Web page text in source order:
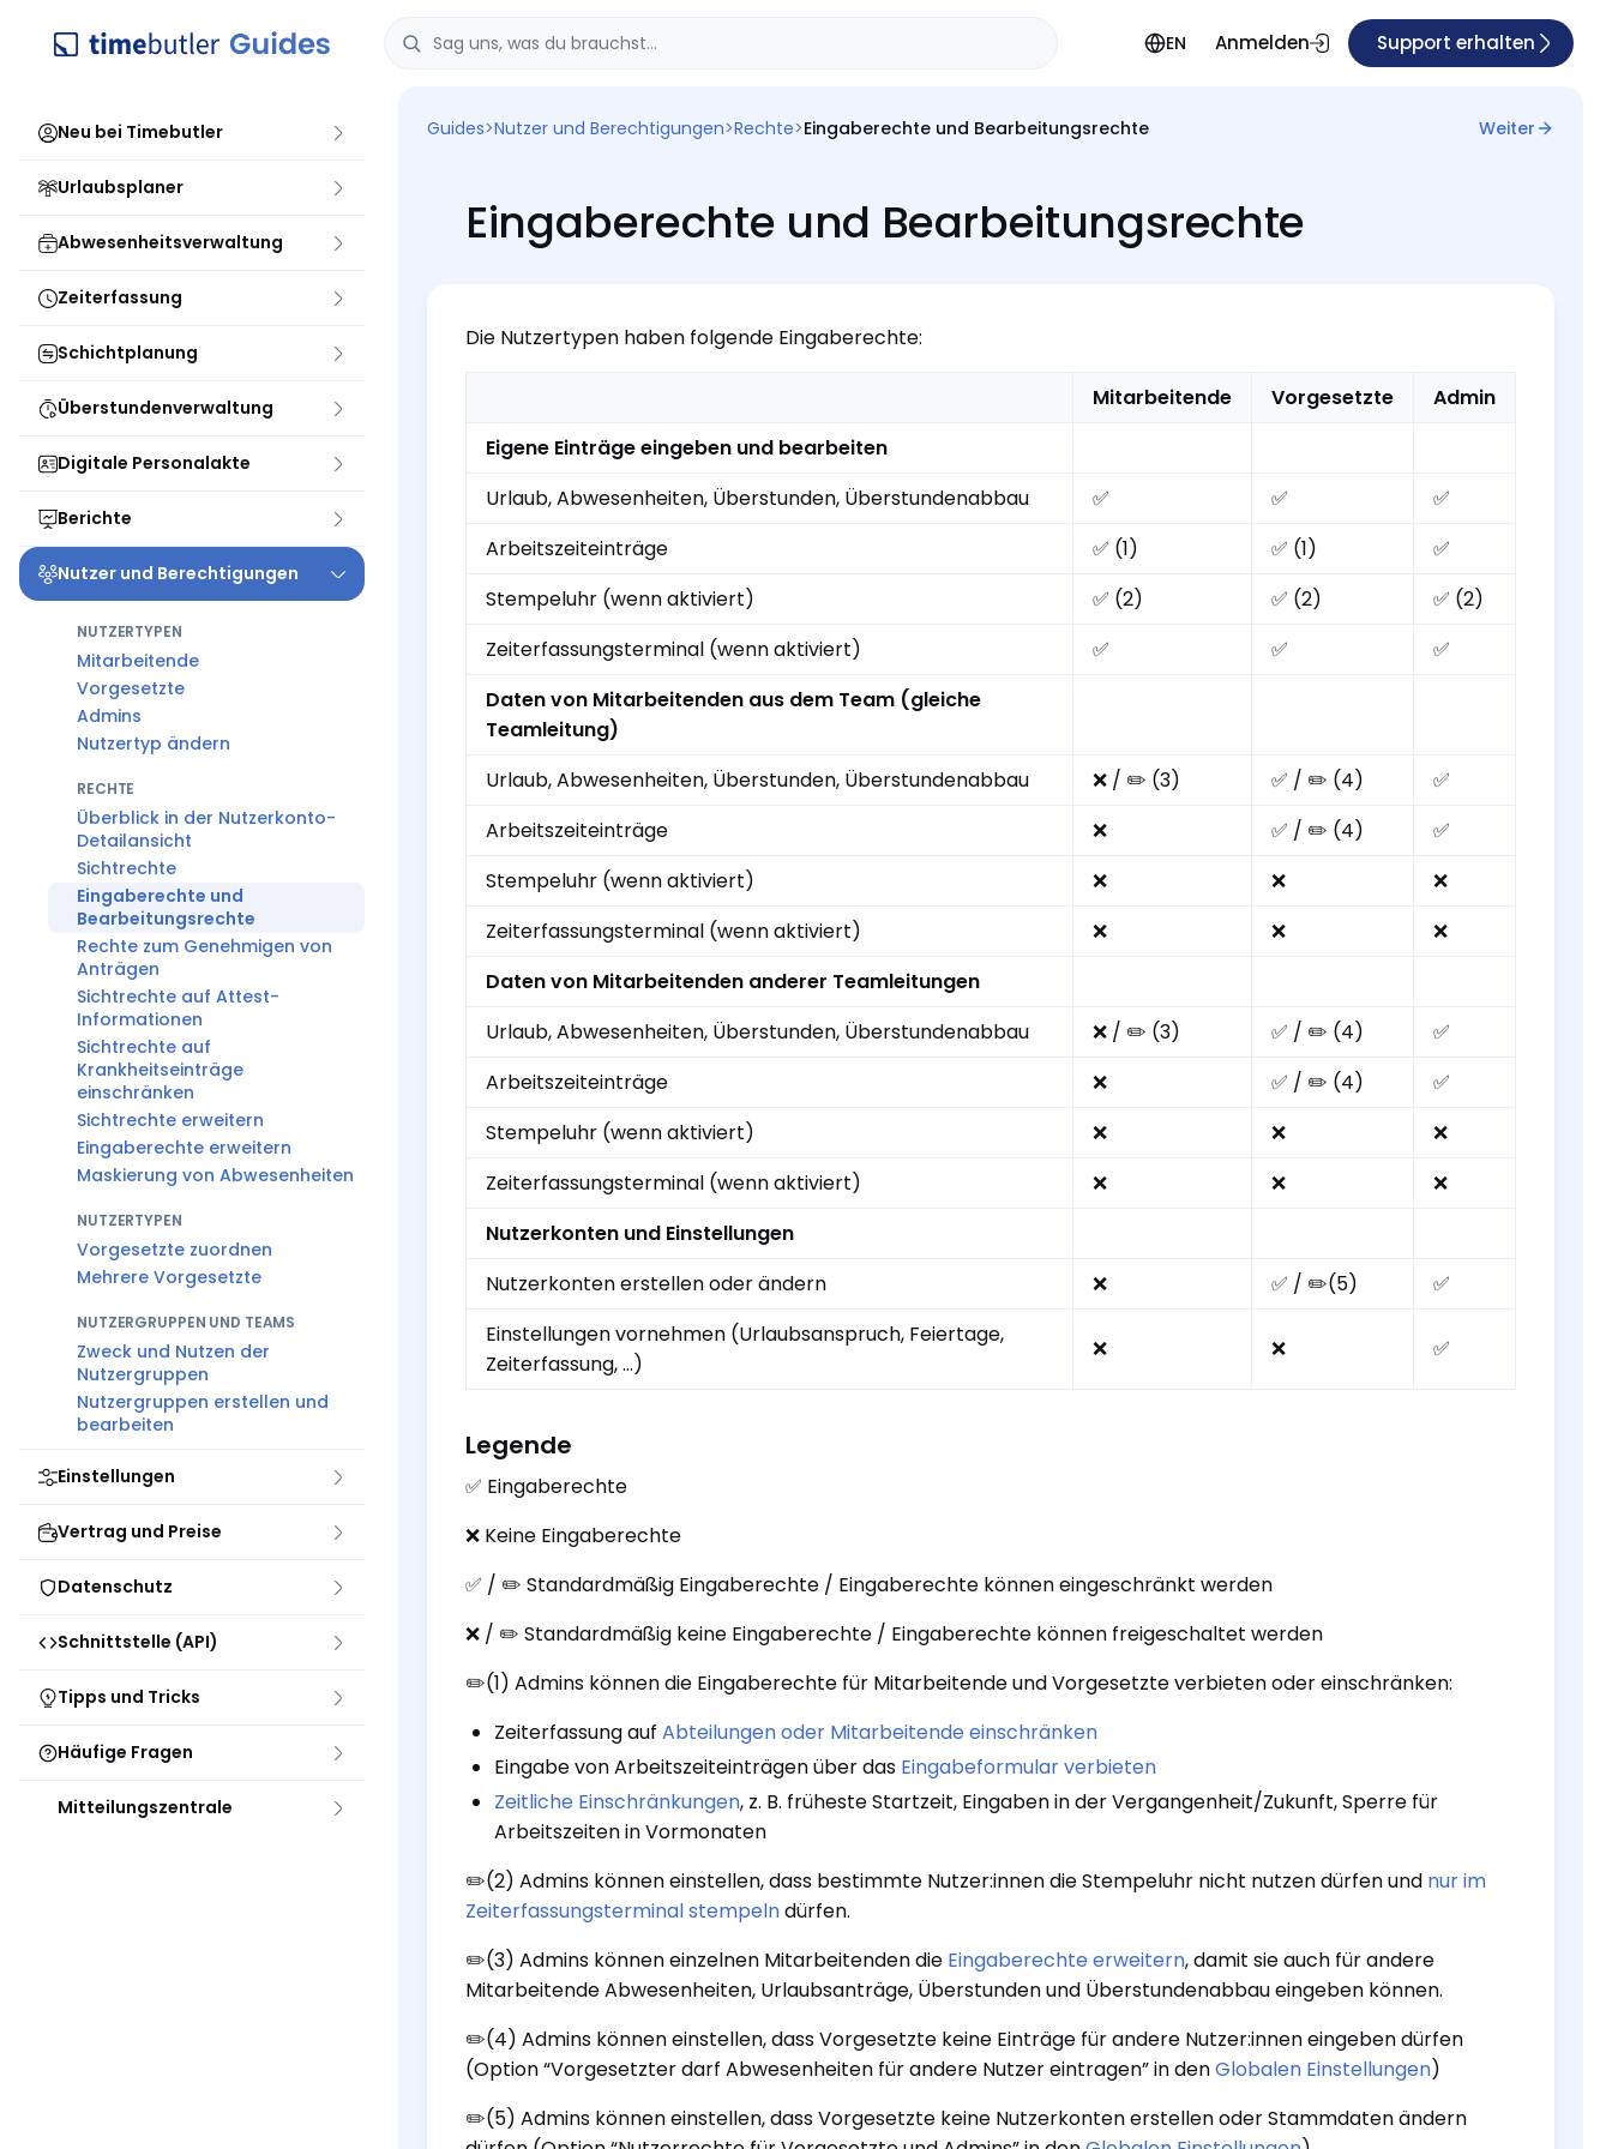
EN Anmelden Support erhalten
Neu bei Timebutler
Urlaubsplaner
Abwesenheitsverwaltung
Zeiterfassung
Schichtplanung
Überstundenverwaltung
Digitale Personalakte
Berichte
Nutzer und Berechtigungen
NUTZERTYPEN
Mitarbeitende
Vorgesetzte
Admins
Nutzertyp ändern
RECHTE
Überblick in der Nutzerkonto-
Detailansicht
Sichtrechte
Eingaberechte und
Bearbeitungsrechte
Rechte zum Genehmigen von
Anträgen
Sichtrechte auf Attest-
Informationen
Sichtrechte auf
Krankheitseinträge
einschränken
Sichtrechte erweitern
Eingaberechte erweitern
Maskierung von Abwesenheiten
NUTZERTYPEN
Vorgesetzte zuordnen
Mehrere Vorgesetzte
NUTZERGRUPPEN UND TEAMS
Zweck und Nutzen der
Nutzergruppen
Nutzergruppen erstellen und
bearbeiten
Einstellungen
Vertrag und Preise
Datenschutz
Schnittstelle (API)
Tipps und Tricks
Häufige Fragen
Mitteilungszentrale
Guides>Nutzer und Berechtigungen>Rechte>Eingaberechte und Bearbeitungsrechte Weiter
Eingaberechte und Bearbeitungsrechte
Die Nutzertypen haben folgende Eingaberechte:
Mitarbeitende Vorgesetzte
Admin
Eigene Einträge eingeben und bearbeiten
Urlaub, Abwesenheiten, Überstunden, Überstundenabbau
✅ ✅
✅
Arbeitszeiteinträge
✅ (1) ✅ (1)
✅
Stempeluhr (wenn aktiviert)
✅ (2) ✅ (2)
✅ (2)
Zeiterfassungsterminal (wenn aktiviert)
✅ ✅
✅
Daten von Mitarbeitenden aus dem Team (gleiche
Teamleitung)
Urlaub, Abwesenheiten, Überstunden, Überstundenabbau
❌ / ✏️ (3) ✅ / ✏️ (4)
✅
Arbeitszeiteinträge
❌ ✅ / ✏️ (4)
✅
Stempeluhr (wenn aktiviert)
❌ ❌
❌
Zeiterfassungsterminal (wenn aktiviert)
❌ ❌
❌
Daten von Mitarbeitenden anderer Teamleitungen
Urlaub, Abwesenheiten, Überstunden, Überstundenabbau
❌ / ✏️ (3) ✅ / ✏️ (4)
✅
Arbeitszeiteinträge
❌ ✅ / ✏️ (4)
✅
Stempeluhr (wenn aktiviert)
❌ ❌
❌
Zeiterfassungsterminal (wenn aktiviert)
❌ ❌
❌
Nutzerkonten und Einstellungen
Nutzerkonten erstellen oder ändern
❌ ✅ / ✏️(5)
✅
Einstellungen vornehmen (Urlaubsanspruch, Feiertage,
Zeiterfassung, …)
❌ ❌ ✅
Legende
✅ Eingaberechte
❌ Keine Eingaberechte
✅ / ✏️ Standardmäßig Eingaberechte / Eingaberechte können eingeschränkt werden
❌ / ✏️ Standardmäßig keine Eingaberechte / Eingaberechte können freigeschaltet werden
✏️(1) Admins können die Eingaberechte für Mitarbeitende und Vorgesetzte verbieten oder einschränken:
Zeiterfassung auf Abteilungen oder Mitarbeitende einschränken
Eingabe von Arbeitszeiteinträgen über das Eingabeformular verbieten
Zeitliche Einschränkungen, z. B. früheste Startzeit, Eingaben in der Vergangenheit/Zukunft, Sperre für
Arbeitszeiten in Vormonaten
✏️(2) Admins können einstellen, dass bestimmte Nutzer:innen die Stempeluhr nicht nutzen dürfen und nur im
Zeiterfassungsterminal stempelndürfen.
✏️(3) Admins können einzelnen Mitarbeitenden die Eingaberechte erweitern, damit sie auch für andere
Mitarbeitende Abwesenheiten, Urlaubsanträge, Überstunden und Überstundenabbau eingeben können.
✏️(4) Admins können einstellen, dass Vorgesetzte keine Einträge für andere Nutzer:innen eingeben dürfen
(Option “Vorgesetzter darf Abwesenheiten für andere Nutzer eintragen” in denGlobalen Einstellungen)
✏️(5) Admins können einstellen, dass Vorgesetzte keine Nutzerkonten erstellen oder Stammdaten ändern